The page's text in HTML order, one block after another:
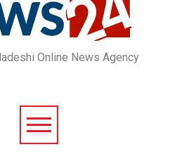
Online News Agency